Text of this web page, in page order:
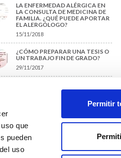
que
pueden
uso
Permitir
LA ENFERMEDAD ALÉRGICA EN
LA CONSULTA DE MEDICINA DE
FAMILIA. ¿QUÉ PUEDE APORTAR
EL ALERGÓLOGO?
15/11/2018
¿CÓMO PREPARAR UNA TESIS O
UN TRABAJO FIN DE GRADO?
29/11/2017
de datos